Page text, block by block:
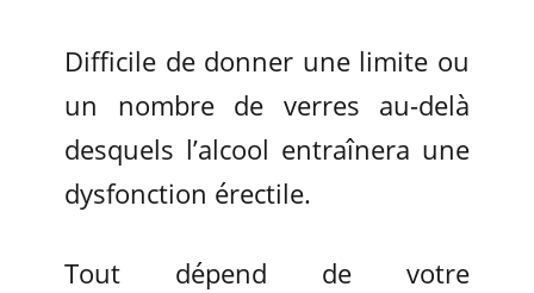
Difficile de donner une limite ou
un nombre de verres au-delà
desquels l’alcool entraînera une
dysfonction érectile.
Tout dépend de votre